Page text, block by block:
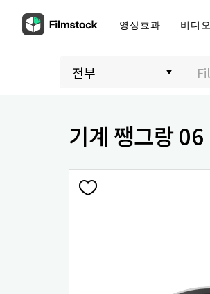
영상효과 비디오
기계 쨍그랑 06